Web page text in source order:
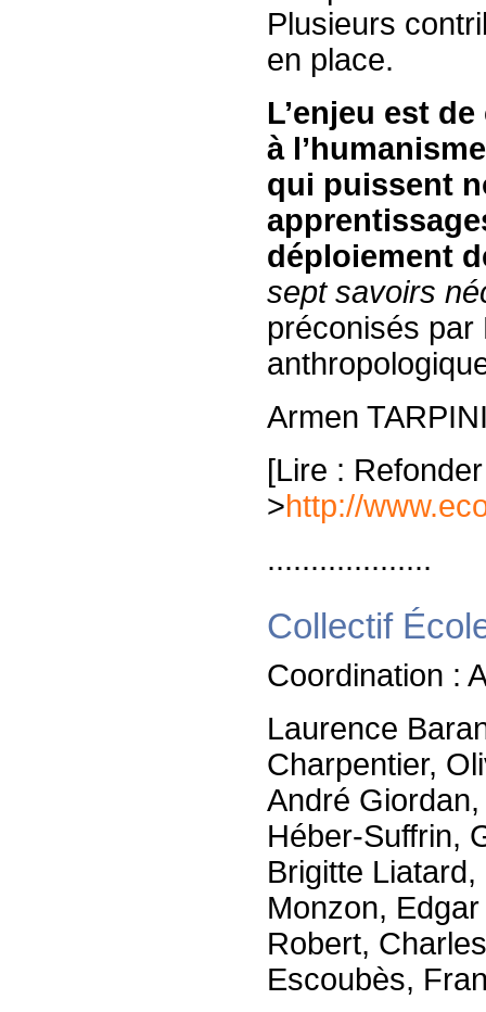
Plusieurs
en place.
L’enjeu est
à
qui puissent
déploiement
sept savoirs
préconisés par
Armen
[Lire :
>http://
...................
Collectif
Coordination :
Laurence
Charpentier,
André
Héber-Suffrin,
Brigitte
Monzon,
Robert,
Escoubès,